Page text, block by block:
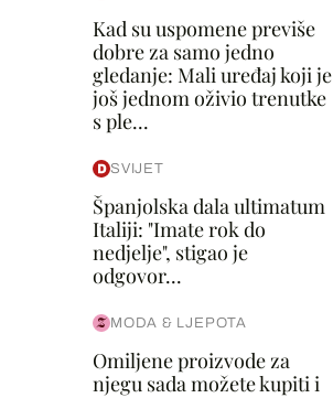
Kad su uspomene previše
dobre za samo jedno
gledanje: Mali uređaj koji je
još jednom oživio trenutke
s ple...
SVIJET
Španjolska dala ultimatum
Italiji: "Imate rok do
nedjelje", stigao je
odgovor...
MODA & LJEPOTA
Omiljene proizvode za
njegu sada možete kupiti i